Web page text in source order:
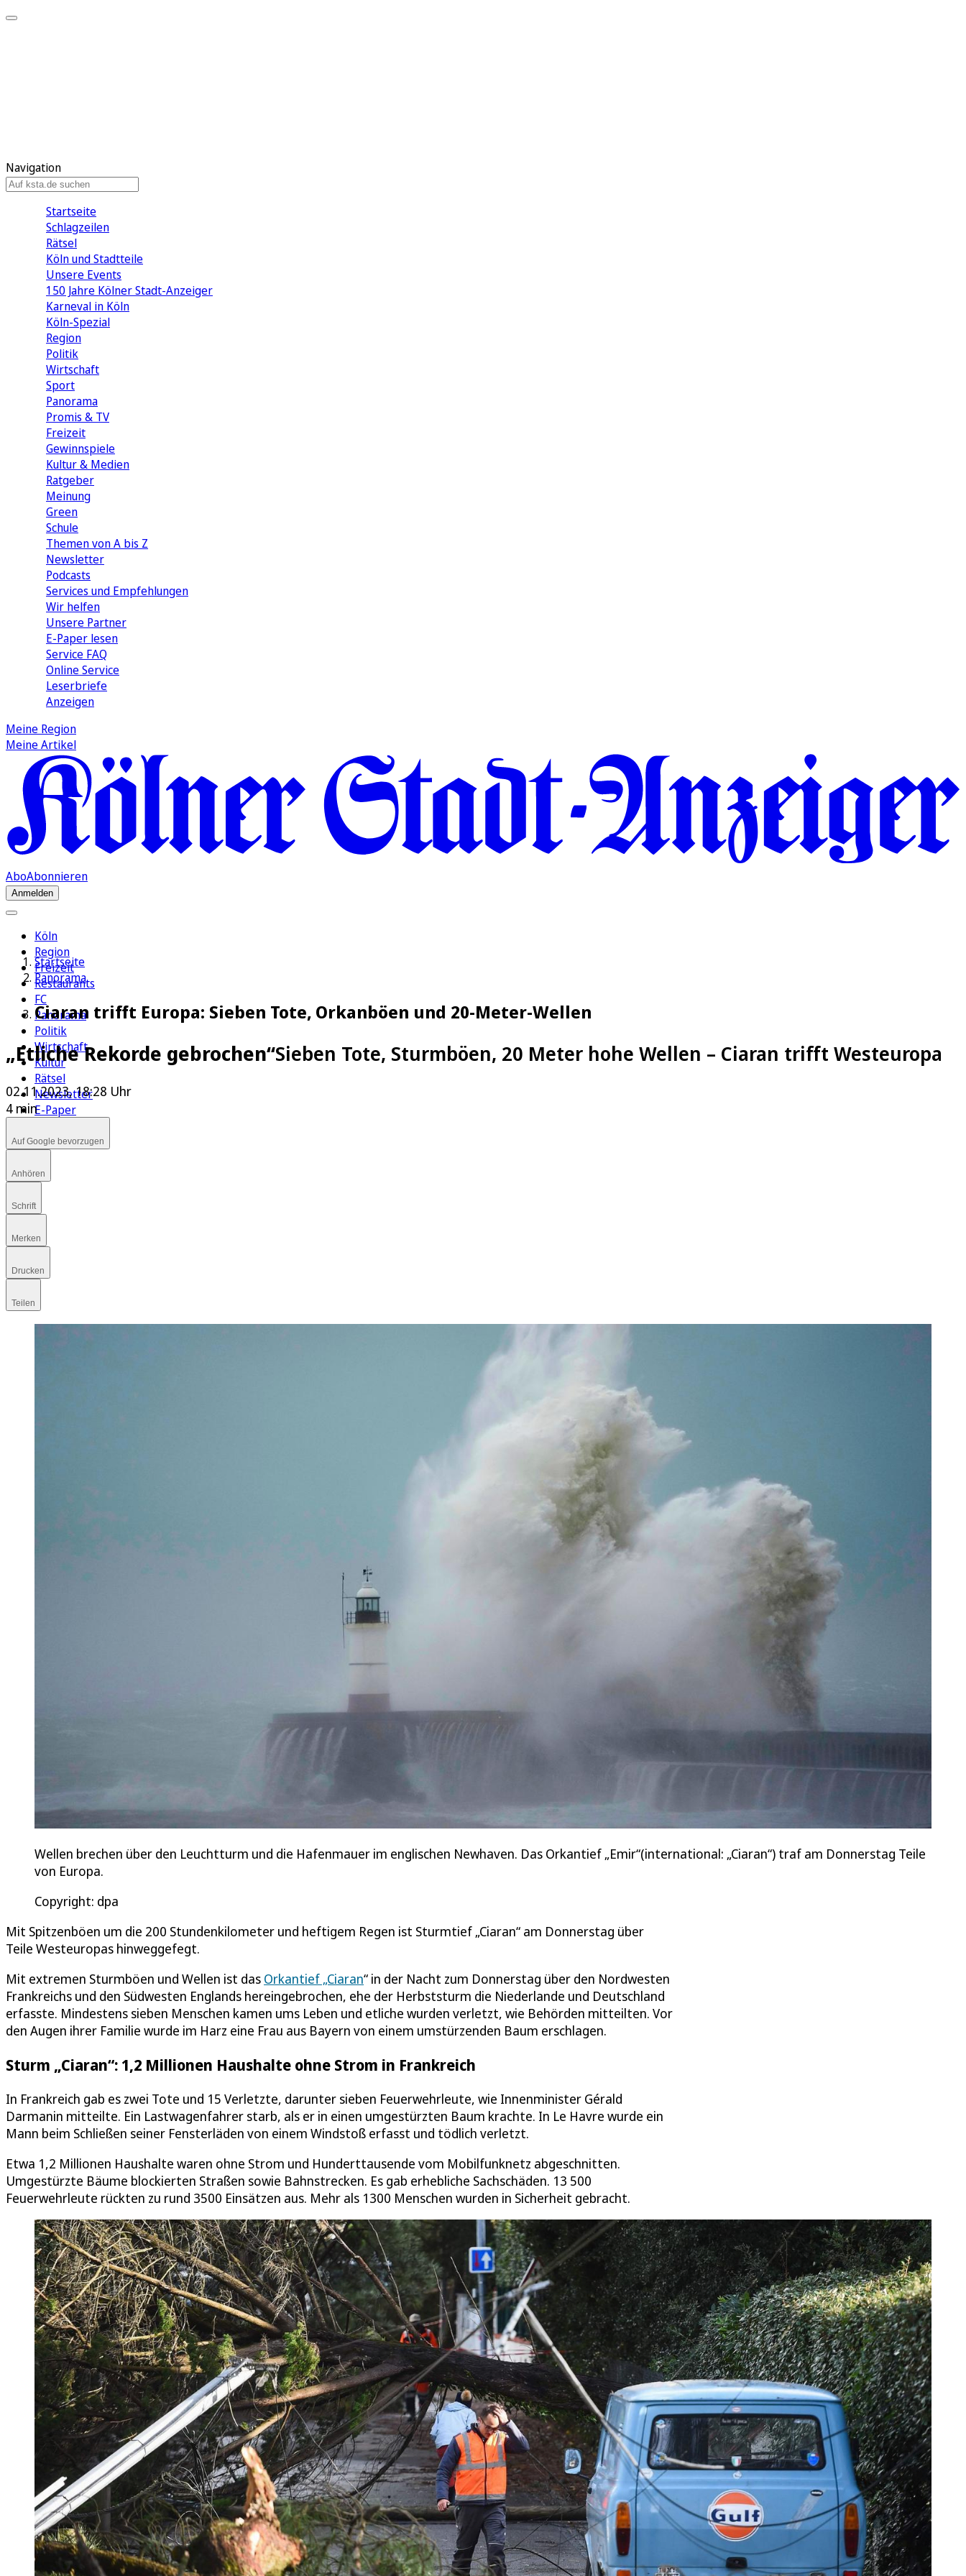
Navigation
Startseite
Schlagzeilen
Rätsel
Köln und Stadtteile
Unsere Events
150 Jahre Kölner Stadt-Anzeiger
Karneval in Köln
Köln-Spezial
Region
Politik
Wirtschaft
Sport
Panorama
Promis & TV
Freizeit
Gewinnspiele
Kultur & Medien
Ratgeber
Meinung
Green
Schule
Themen von A bis Z
Newsletter
Podcasts
Services und Empfehlungen
Wir helfen
Unsere Partner
E-Paper lesen
Service FAQ
Online Service
Leserbriefe
Anzeigen
Meine Region
Meine Artikel
AboAbonnieren
Anmelden
Köln
Region
Freizeit
Restaurants
FC
Panorama
Politik
Wirtschaft
Kultur
Rätsel
Newsletter
E-Paper
Startseite
Panorama
Ciaran trifft Europa: Sieben Tote, Orkanböen und 20-Meter-Wellen
„Etliche Rekorde gebrochen“Sieben Tote, Sturmböen, 20 Meter hohe Wellen – Ciaran trifft Westeuropa
02.11.2023, 18:28 Uhr
4 min
Auf Google bevorzugen
Anhören
Schrift
Merken
Drucken
Teilen
Wellen brechen über den Leuchtturm und die Hafenmauer im englischen Newhaven. Das Orkantief „Emir“(international: „Ciaran“) traf am Donnerstag Teile
von Europa.
Copyright: dpa
Mit Spitzenböen um die 200 Stundenkilometer und heftigem Regen ist Sturmtief „Ciaran“ am Donnerstag über
Teile Westeuropas hinweggefegt.
Mit extremen Sturmböen und Wellen ist das Orkantief „Ciaran“ in der Nacht zum Donnerstag über den Nordwesten
Frankreichs und den Südwesten Englands hereingebrochen, ehe der Herbststurm die Niederlande und Deutschland
erfasste. Mindestens sieben Menschen kamen ums Leben und etliche wurden verletzt, wie Behörden mitteilten. Vor
den Augen ihrer Familie wurde im Harz eine Frau aus Bayern von einem umstürzenden Baum erschlagen.
Sturm „Ciaran“: 1,2 Millionen Haushalte ohne Strom in Frankreich
In Frankreich gab es zwei Tote und 15 Verletzte, darunter sieben Feuerwehrleute, wie Innenminister Gérald
Darmanin mitteilte. Ein Lastwagenfahrer starb, als er in einen umgestürzten Baum krachte. In Le Havre wurde ein
Mann beim Schließen seiner Fensterläden von einem Windstoß erfasst und tödlich verletzt.
Etwa 1,2 Millionen Haushalte waren ohne Strom und Hunderttausende vom Mobilfunknetz abgeschnitten.
Umgestürzte Bäume blockierten Straßen sowie Bahnstrecken. Es gab erhebliche Sachschäden. 13 500
Feuerwehrleute rückten zu rund 3500 Einsätzen aus. Mehr als 1300 Menschen wurden in Sicherheit gebracht.